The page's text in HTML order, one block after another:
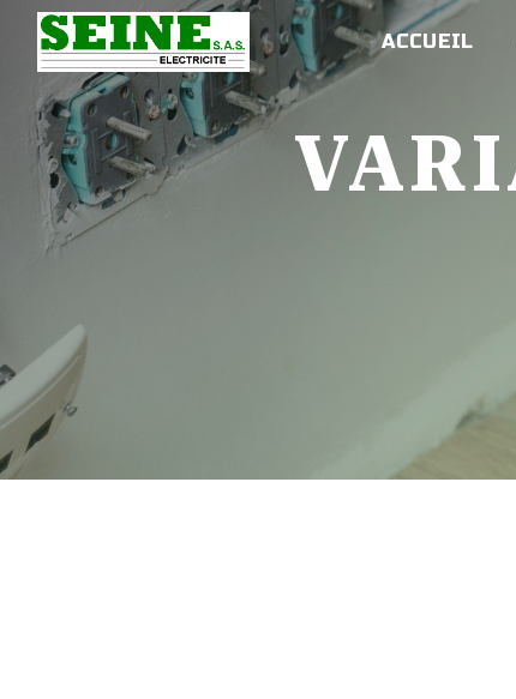
ACCUEIL
VARIATION DE VITESSE
Panneau de gestion des cookies